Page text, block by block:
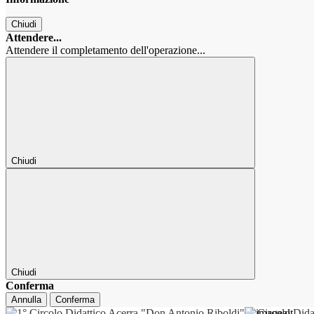
Chiudi
Attendere...
Attendere il completamento dell'operazione...
Chiudi
Chiudi
Conferma
Annulla Conferma